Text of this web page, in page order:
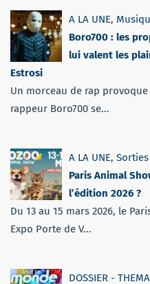
A LA UNE,
Boro700 : les
lui valent les
Estrosi
Un morceau de rap
rappeur Boro700 se...
A LA UNE, Sorties
Paris Animal
l’édition 2026 ?
Du 13 au 15 mars 2026, le
Expo Porte de V...
DOSSIER - THEMA